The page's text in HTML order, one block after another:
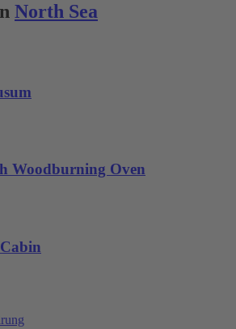
North Sea
Woodburning Oven